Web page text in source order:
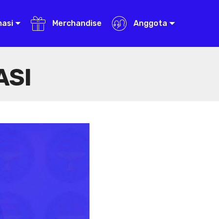
Merchandise Anggota